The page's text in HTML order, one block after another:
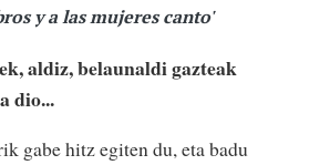
y a las mujeres canto'
aldiz, belaunaldi gazteak
dio...
gabe hitz egiten du, eta badu